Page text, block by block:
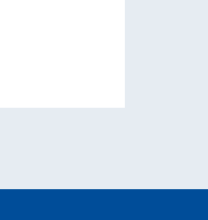
MODA IN ITALIA